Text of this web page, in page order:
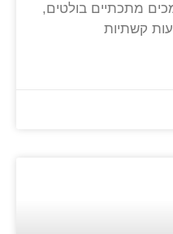
מתכתיים בולטים,
קשתיות